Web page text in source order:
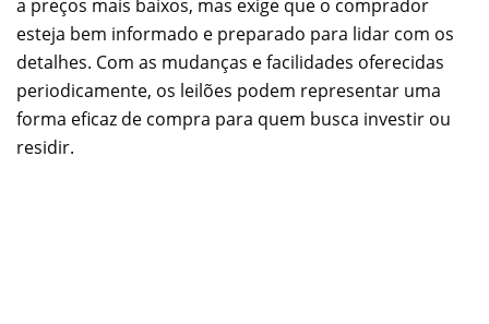
a preços mais baixos, mas exige que o comprador
esteja bem informado e preparado para lidar com os
detalhes. Com as mudanças e facilidades oferecidas
periodicamente, os leilões podem representar uma
forma eficaz de compra para quem busca investir ou
residir.